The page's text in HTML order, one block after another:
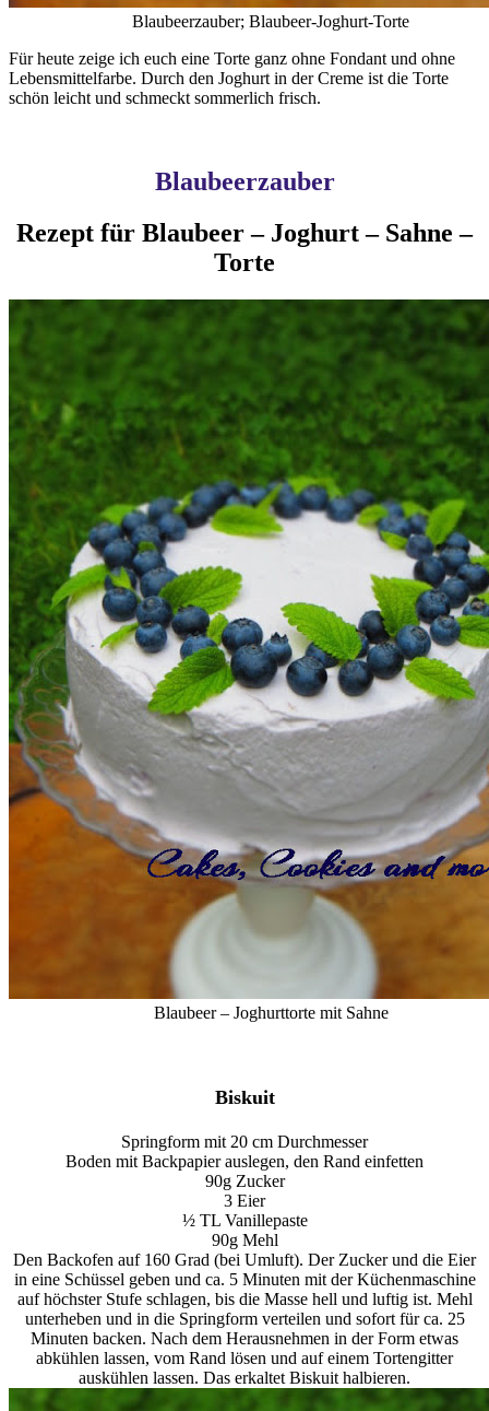
Blaubeerzauber; Blaubeer-Joghurt-Torte
Für heute zeige ich euch eine Torte ganz ohne Fondant und ohne
Lebensmittelfarbe. Durch den Joghurt in der Creme ist die Torte
schön leicht und schmeckt sommerlich frisch.
Blaubeerzauber
Rezept für Blaubeer – Joghurt – Sahne –
Torte
Blaubeer – Joghurttorte mit Sahne
Biskuit
Springform mit 20 cm Durchmesser
Boden mit Backpapier auslegen, den Rand einfetten
90g Zucker
3 Eier
½ TL Vanillepaste
90g Mehl
Den Backofen auf 160 Grad (bei Umluft). Der Zucker und die Eier
in eine Schüssel geben und ca. 5 Minuten mit der Küchenmaschine
auf höchster Stufe schlagen, bis die Masse hell und luftig ist. Mehl
unterheben und in die Springform verteilen und sofort für ca. 25
Minuten backen. Nach dem Herausnehmen in der Form etwas
abkühlen lassen, vom Rand lösen und auf einem Tortengitter
auskühlen lassen. Das erkaltet Biskuit halbieren.